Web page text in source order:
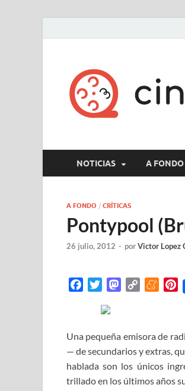
NOTICIAS A FONDO
A FONDO / CRÍTICAS
Pontypool
26 julio, 2012 - porVictor Lopez
b
o
o
k
i
t
e
r
M
o
d
o
n
L
i
n
k
M
a
m
e
P
e
r
e
s
Una pequeña emisora de
— de secundarios y extras,
hablada son los únicos
trillado en los últimos años